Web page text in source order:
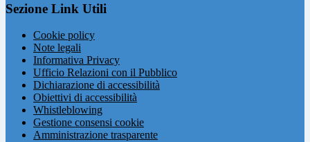
Sezione Link Utili
Cookie policy
Note legali
Informativa Privacy
Ufficio Relazioni con il Pubblico
Dichiarazione di accessibilità
Obiettivi di accessibilità
Whistleblowing
Gestione consensi cookie
Amministrazione trasparente